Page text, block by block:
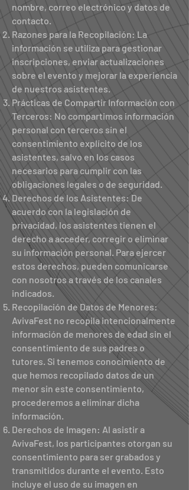
nombre, correo electrónico y datos de
contacto.
Razones para la Recopilación: La
información se utiliza para gestionar
inscripciones, enviar actualizaciones
sobre el evento y mejorar la experiencia
de nuestros asistentes.
Prácticas de Compartir Información con
Terceros: No compartimos información
personal con terceros sin el
consentimiento explícito de los
asistentes, salvo en los casos
necesarios para cumplir con las
obligaciones legales o de seguridad.
Derechos de los Asistentes: De
acuerdo con la legislación de
privacidad, los asistentes tienen el
derecho a acceder, corregir o eliminar
su información personal. Para ejercer
estos derechos, pueden comunicarse
con nosotros a través de los canales
indicados.
Recopilación de Datos de Menores:
AvivaFest no recopila intencionalmente
información de menores de edad sin el
consentimiento de sus padres o
tutores. Si tenemos conocimiento de
que hemos recopilado datos de un
menor sin este consentimiento,
procederemos a eliminar dicha
información.
Derechos de Imagen: Al asistir a
AvivaFest, los participantes otorgan su
consentimiento para ser grabados y
transmitidos durante el evento. Esto
incluye el uso de su imagen en